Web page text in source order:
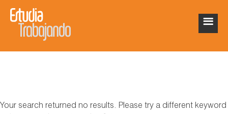
Your search returned no results. Please try a different keyword